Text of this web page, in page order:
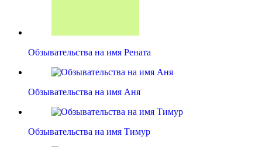
Обзывательства на имя Рената
Обзывательства на имя Аня
Обзывательства на имя Тимур